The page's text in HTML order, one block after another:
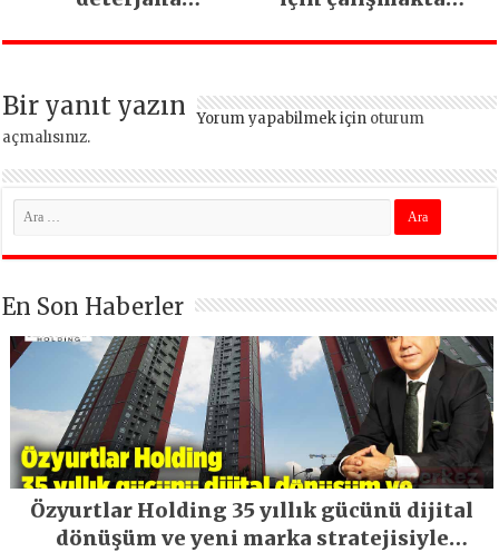
Bir yanıt yazın Yorum yapabilmek için oturum
açmalısınız.
En Son Haberler
Özyurtlar Holding 35 yıllık gücünü dijital
dönüşüm ve yeni marka stratejisiyle